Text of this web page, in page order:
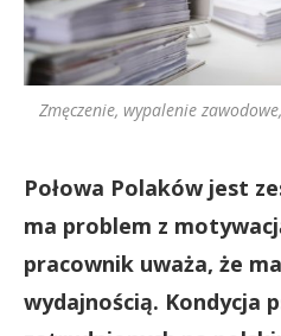
Zmęczenie, wypalenie
Połowa Polaków jest
ma problem z
pracownik uważa, że
wydajnością. Kondycja